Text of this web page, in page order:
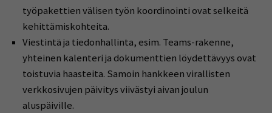
työpakettien välisen työn koordinointi ovat selkeitä
kehittämiskohteita.
Viestintä ja tiedonhallinta, esim. Teams-rakenne,
yhteinen kalenteri ja dokumenttien löydettävyys ovat
toistuvia haasteita. Samoin hankkeen virallisten
verkkosivujen päivitys viivästyi aivan joulun
aluspäiville.